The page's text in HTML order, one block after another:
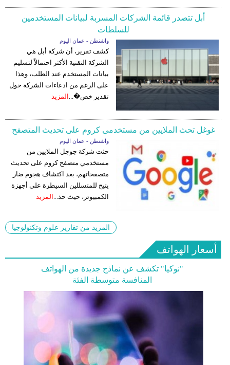
أبل تتصدر قائمة الشركات المسربة لبيانات المستخدمين
للسلطات
واشنطن - عمان اليوم
كشف تقرير، أن شركة أبل هي
الشركة التقنية الأكثر احتمالاً لتسليم
بيانات المستخدم عند الطلب، وهذا
على الرغم من ادعاءات الشركة حول
تقدير خص�... المزيد
غوغل تحث الملايين من مستخدمى كروم على تحديث المتصفح
واشنطن - عمان اليوم
حثت شركة جوجل الملايين من
مستخدمي متصفح كروم على تحديث
متصفحاتهم، بعد اكتشاف هجوم ضار
يتيح للمتسللين السيطرة على أجهزة
الكمبيوتر، حيث حذ... المزيد
المزيد من تقارير علوم وتكنولوجيا
أسعار الهواتف
"نوكيا" تكشف عن نماذج جديدة من الهواتف
المنافسة متوسطة الفئة